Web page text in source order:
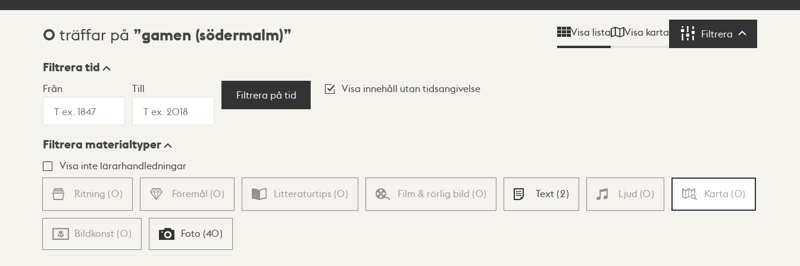
Sökresultat
0 träffar på gamen (södermalm) Visa lista Visa karta Filtrera Filtrera
Visningsläge
Lista Karta
Filtrera tid
Från Till
Filtrera på tid
Visa innehåll utan tidsangivelse
Filtrera materialtyper
Visa inte lärarhandledningar
Ritning (0) Föremål (0) Litteraturtips (0) Film & rörlig bild (0) Text (2) Ljud (0) Karta (0)
Bildkonst (0) Foto (40)